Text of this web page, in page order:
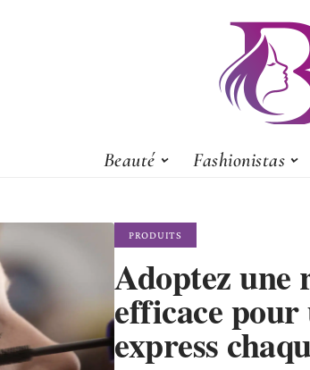
Beauté Fashionistas
PRODUITS
Adoptez une
efficace
express